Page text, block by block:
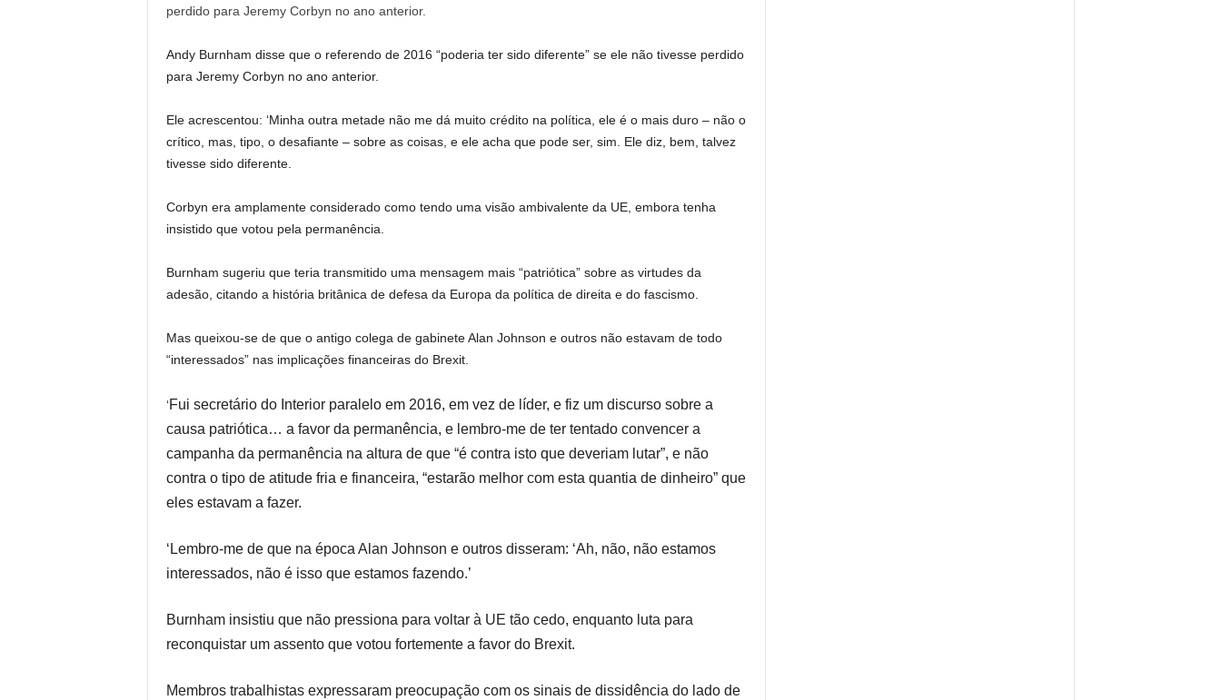
Andy Burnham disse que o referendo de 2016 “poderia ter sido diferente” se ele não tivesse perdido
para Jeremy Corbyn no ano anterior.
Ele acrescentou: ‘Minha outra metade não me dá muito crédito na política, ele é o mais duro – não o
crítico, mas, tipo, o desafiante – sobre as coisas, e ele acha que pode ser, sim. Ele diz, bem, talvez
tivesse sido diferente.
Corbyn era amplamente considerado como tendo uma visão ambivalente da UE, embora tenha
insistido que votou pela permanência.
Burnham sugeriu que teria transmitido uma mensagem mais “patriótica” sobre as virtudes da
adesão, citando a história britânica de defesa da Europa da política de direita e do fascismo.
Mas queixou-se de que o antigo colega de gabinete Alan Johnson e outros não estavam de todo
“interessados” nas implicações financeiras do Brexit.
‘Fui secretário do Interior paralelo em 2016, em vez de líder, e fiz um discurso sobre a
causa patriótica… a favor da permanência, e lembro-me de ter tentado convencer a
campanha da permanência na altura de que “é contra isto que deveriam lutar”, e não
contra o tipo de atitude fria e financeira, “estarão melhor com esta quantia de dinheiro” que
eles estavam a fazer.
‘Lembro-me de que na época Alan Johnson e outros disseram: ‘Ah, não, não estamos
interessados, não é isso que estamos fazendo.’
Burnham insistiu que não pressiona para voltar à UE tão cedo, enquanto luta para
reconquistar um assento que votou fortemente a favor do Brexit.
Membros trabalhistas expressaram preocupação com os sinais de dissidência do lado de